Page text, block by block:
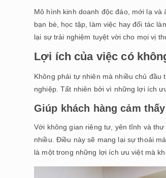
Mô hình kinh doanh độc đáo, mới lạ
bạn bè, học tập, làm việc hay đối tác
lại sự trải nghiệm tuyệt vời cho mọi vị
Lợi ích của việc có
Không phải tự nhiên mà nhiều chủ
nghiệp. Tất nhiên bởi vì những lợi ích
Giúp khách hàng cảm
Với không gian riêng tư, yên tĩnh và
nhiều. Điều này sẽ mang lại sự thoải
là một trong những lợi ích ưu việt mà